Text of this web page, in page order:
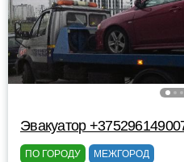
Эвакуатор
ПО ГОРОДУ МЕЖГОРОД